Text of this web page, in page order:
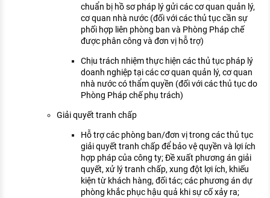
chuẩn bị hồ sơ pháp lý gửi các cơ quan quản lý,
cơ quan nhà nước (đối với các thủ tục cần sự
phối hợp liên phòng ban và Phòng Pháp chế
được phân công và đơn vị hỗ trợ)
Chịu trách nhiệm thực hiện các thủ tục pháp lý
doanh nghiệp tại các cơ quan quản lý, cơ quan
nhà nước có thẩm quyền (đối với các thủ tục do
Phòng Pháp chế phụ trách)
Giải quyết tranh chấp
Hỗ trợ các phòng ban/đơn vị trong các thủ tục
giải quyết tranh chấp để bảo vệ quyền và lợi ích
hợp pháp của công ty; Đề xuất phương án giải
quyết, xử lý tranh chấp, xung đột lợi ích, khiếu
kiện từ khách hàng, đối tác; các phương án dự
phòng khắc phục hậu quả khi sự cố xảy ra;